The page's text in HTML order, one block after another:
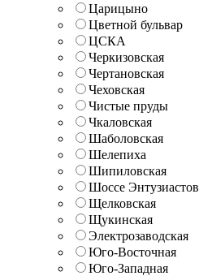
Царицыно
Цветной бульвар
ЦСКА
Черкизовская
Чертановская
Чеховская
Чистые пруды
Чкаловская
Шаболовская
Шелепиха
Шипиловская
Шоссе Энтузиастов
Щелковская
Щукинская
Электрозаводская
Юго-Восточная
Юго-Западная